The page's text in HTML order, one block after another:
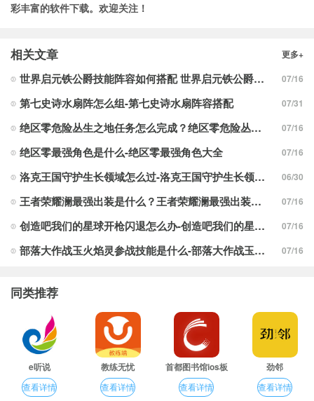
彩丰富的软件下载。欢迎关注！
相关文章 更多+
世界启元铁公爵技能阵容如何搭配 世界启元铁公爵技能阵容搭配合集 07/16
第七史诗水扇阵怎么组-第七史诗水扇阵容搭配 07/31
绝区零危险丛生之地任务怎么完成？绝区零危险丛生之地任务完成攻略 07/16
绝区零最强角色是什么-绝区零最强角色大全 07/16
洛克王国守护生长领域怎么过-洛克王国守护生长领域通关攻略 06/30
王者荣耀澜最强出装是什么？王者荣耀澜最强出装分享 07/16
创造吧我们的星球开枪闪退怎么办-创造吧我们的星球开枪闪退合集 07/16
部落大作战玉火焰灵参战技能是什么-部落大作战玉火焰灵参战技能合集 07/16
同类推荐
e听说
查看详情
教练无忧
查看详情
首都图书馆ios板
查看详情
劲邻
查看详情